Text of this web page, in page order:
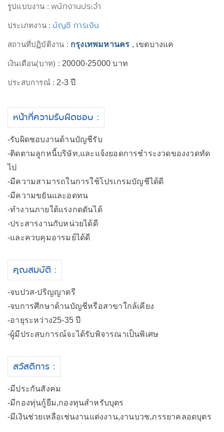
รูปแบบงาน :พนักงานประจำ
ประเภทงาน : บัญชี การเงิน
สถานที่ปฏิบัติงาน : กรุงเทพมหานคร , เขตบางแค
เงินเดือน(บาท) : 20000-25000 บาท
ประสบการณ์ : 2-3 ปี
หน้าที่ความรับผิดชอบ :
-รับผิดชอบงานด้านบัญชีรับ
-ติดตามลูกหนี้บริษัท,และแจ้งยอดการชำระงวดของงวดทัด
ไป
-มีความสามารถในการใช้โปรเกรมบัญชีได้ดี
-มีความขยันและอดทน
-ทำงานภายใต้แรงกดดันได้
-ประสารงานกับหน่วยได้ดี
-และควบคุมอารมย์ได้ดี
คุณสมบัติ :
-จบปวส-ปริญญาตรี
-จบการศึกษาด้านบัญชีหรือสาขาใกล้เคียง
-อายุระหว่าง25-35 ปี
-ผู้มีประสบการณ์จะได้รับพิจารณาเป็นพิเศษ
สวัสดิการ :
-มีประกันสังคม
-มีกองทุ่นกู้ยืม,กองทุนสำหรับบุตร
-มีเงินช่วยเหลือเช่นงานแต่งงาน,งานบวช,ภรรยาคลอดบุตร